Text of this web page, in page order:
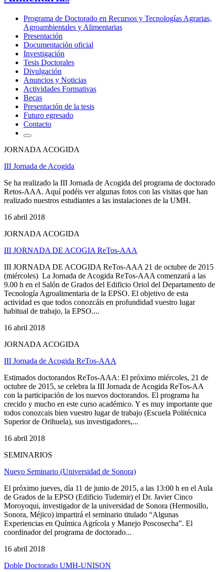
Programa de Doctorado en Recursos y Tecnologías Agrarias,
Agroambientales y Alimentarias
Presentación
Documentación oficial
Investigación
Tesis Doctorales
Divulgación
Anuncios y Noticias
Actividades Formativas
Becas
Presentación de la tesis
Futuro egresado
Contacto
JORNADA ACOGIDA
III Jornada de Acogida
Se ha realizado la III Jornada de Acogida del programa de doctorado
Retos-AAA. Aquí podéis ver algunas fotos con las visitas que han
realizado nuestros estudiantes a las instalaciones de la UMH.
16 abril 2018
JORNADA ACOGIDA
III JORNADA DE ACOGIA ReTos-AAA
III JORNADA DE ACOGIDA ReTos-AAA 21 de octubre de 2015
(miércoles) La Jornada de Acogida ReTos-AAA comenzará a las
9.00 h en el Salón de Grados del Edificio Oriol del Departamento de
Tecnología Agroalimentaria de la EPSO. El objetivo de esta
actividad es que todos conozcáis en profundidad vuestro lugar
habitual de trabajo, la EPSO....
16 abril 2018
JORNADA ACOGIDA
III Jornada de Acogida ReTos-AAA
Estimados doctorandos ReTos-AAA: El próximo miércoles, 21 de
octubre de 2015, se celebra la III Jornada de Acogida ReTos-AA
con la participación de los nuevos doctorandos. El programa ha
crecido y mucho en este curso académico. Y es muy importante que
todos conozcais bien vuestro lugar de trabajo (Escuela Politécnica
Superior de Orihuela), sus investigadores,...
16 abril 2018
SEMINARIOS
Nuevo Seminario (Universidad de Sonora)
El próximo jueves, día 11 de junio de 2015, a las 13:00 h en el Aula
de Grados de la EPSO (Edificio Tudemir) el Dr. Javier Cinco
Moroyoqui, investigador de la universidad de Sonora (Hermosillo,
Sonora, Méjico) impartirá el seminario titulado “Algunas
Experiencias en Química Agrícola y Manejo Poscosecha”. El
coordinador del programa de doctorado...
16 abril 2018
Doble Doctorado UMH-UNISON